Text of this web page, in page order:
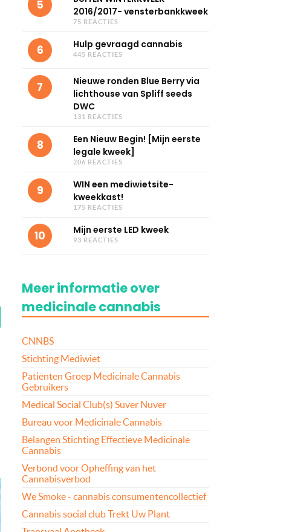
5
2016/2017- vensterbankkweek
75 REACTIES
6 Hulp gevraagd cannabis
445 REACTIES
7
Nieuwe ronden Blue Berry via
lichthouse van Spliff seeds
DWC
131 REACTIES
8
Een Nieuw Begin! [Mijn eerste
legale kweek]
206 REACTIES
9
WIN een mediwietsite-
kweekkast!
175 REACTIES
10 Mijn eerste LED kweek
93 REACTIES
Meer informatie over
medicinale cannabis
CNNBS
Stichting Mediwiet
Patiënten Groep Medicinale Cannabis
Gebruikers
Medical Social Club(s) Suver Nuver
Bureau voor Medicinale Cannabis
Belangen Stichting Effectieve Medicinale
Cannabis
Verbond voor Opheffing van het
Cannabisverbod
We Smoke - cannabis consumentencollectief
Cannabis social club Trekt Uw Plant